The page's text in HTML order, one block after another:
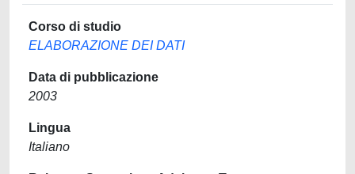
Corso di studio
ELABORAZIONE DEI DATI
Data di pubblicazione
2003
Lingua
Italiano